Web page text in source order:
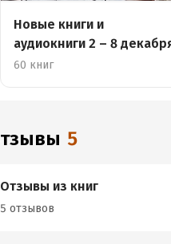
Новые книги и
аудиокниги 2 – 8
60 книг
Отзывы 5
Отзывы из книг
5 отзывов